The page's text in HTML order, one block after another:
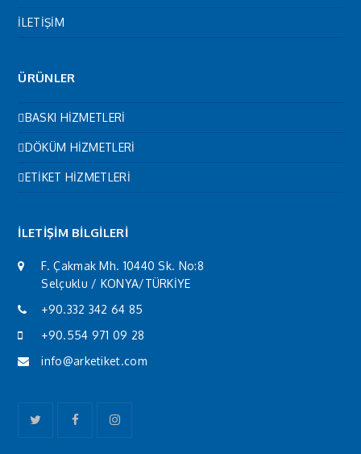
İLETİŞİM
ÜRÜNLER
BASKI HİZMETLERİ
DÖKÜM HİZMETLERİ
ETİKET HİZMETLERİ
İLETİŞİM BİLGİLERİ
F. Çakmak Mh. 10440 Sk. No:8
Selçuklu / KONYA/TÜRKİYE
+90.332 342 64 85
+90.554 971 09 28
info@arketiket.com
TwitterFacebookInstagram